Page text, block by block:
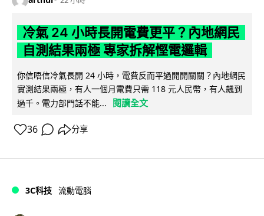
冷氣 24 小時長開電費更平？內地網民
自測結果兩極 專家拆解慳電邏輯
你信唔信冷氣長開 24 小時，電費反而平過開開關關？內地網民
實測結果兩極，有人一個月電費只需 118 元人民幣，有人飆到
過千。電力部門話不能...
閱讀全文
36 分享
3C科技 流動電腦